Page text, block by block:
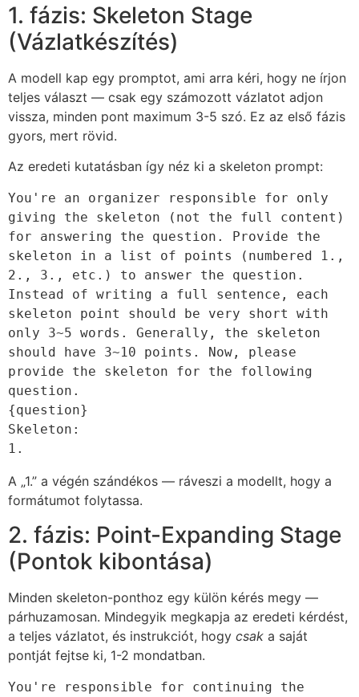
1. fázis: Skeleton Stage
(Vázlatkészítés)
A modell kap egy promptot, ami arra kéri, hogy ne írjon
teljes választ — csak egy számozott vázlatot adjon
vissza, minden pont maximum 3-5 szó. Ez az első fázis
gyors, mert rövid.
Az eredeti kutatásban így néz ki a skeleton prompt:
You're an organizer responsible for only
giving the skeleton (not the full content)
for answering the question. Provide the
skeleton in a list of points (numbered 1.,
2., 3., etc.) to answer the question.
Instead of writing a full sentence, each
skeleton point should be very short with
only 3~5 words. Generally, the skeleton
should have 3~10 points. Now, please
provide the skeleton for the following
question.
{question}
Skeleton:
1.
A „1.” a végén szándékos — ráveszi a modellt, hogy a
formátumot folytassa.
2. fázis: Point-Expanding Stage
(Pontok kibontása)
Minden skeleton-ponthoz egy külön kérés megy —
párhuzamosan. Mindegyik megkapja az eredeti kérdést,
a teljes vázlatot, és instrukciót, hogy csak a saját
pontját fejtse ki, 1-2 mondatban.
You're responsible for continuing the